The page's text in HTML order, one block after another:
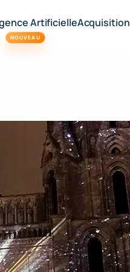
Artificielle
NOUVEAU
Acquisition